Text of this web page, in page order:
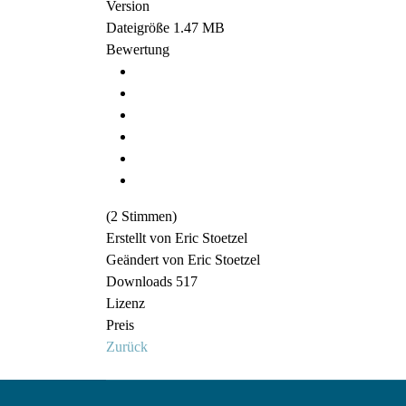
Version
Dateigröße 1.47 MB
Bewertung
(2 Stimmen)
Erstellt von Eric Stoetzel
Geändert von Eric Stoetzel
Downloads 517
Lizenz
Preis
Zurück